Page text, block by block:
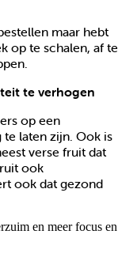
maar hebt
op te schalen, af te
te verhogen
op een
laten zijn. Ook is
verse fruit dat
ook
ook dat gezond
en meer focus en